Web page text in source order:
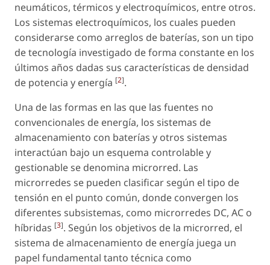
neumáticos, térmicos y electroquímicos, entre otros.
Los sistemas electroquímicos, los cuales pueden
considerarse como arreglos de baterías, son un tipo
de tecnología investigado de forma constante en los
últimos años dadas sus características de densidad
de potencia y energía [2].
Una de las formas en las que las fuentes no
convencionales de energía, los sistemas de
almacenamiento con baterías y otros sistemas
interactúan bajo un esquema controlable y
gestionable se denomina microrred. Las
microrredes se pueden clasificar según el tipo de
tensión en el punto común, donde convergen los
diferentes subsistemas, como microrredes DC, AC o
híbridas [3]. Según los objetivos de la microrred, el
sistema de almacenamiento de energía juega un
papel fundamental tanto técnica como